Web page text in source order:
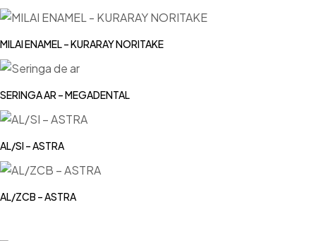
MILAI ENAMEL – KURARAY NORITAKE
SERINGA AR – MEGADENTAL
AL/SI – ASTRA
AL/ZCB – ASTRA